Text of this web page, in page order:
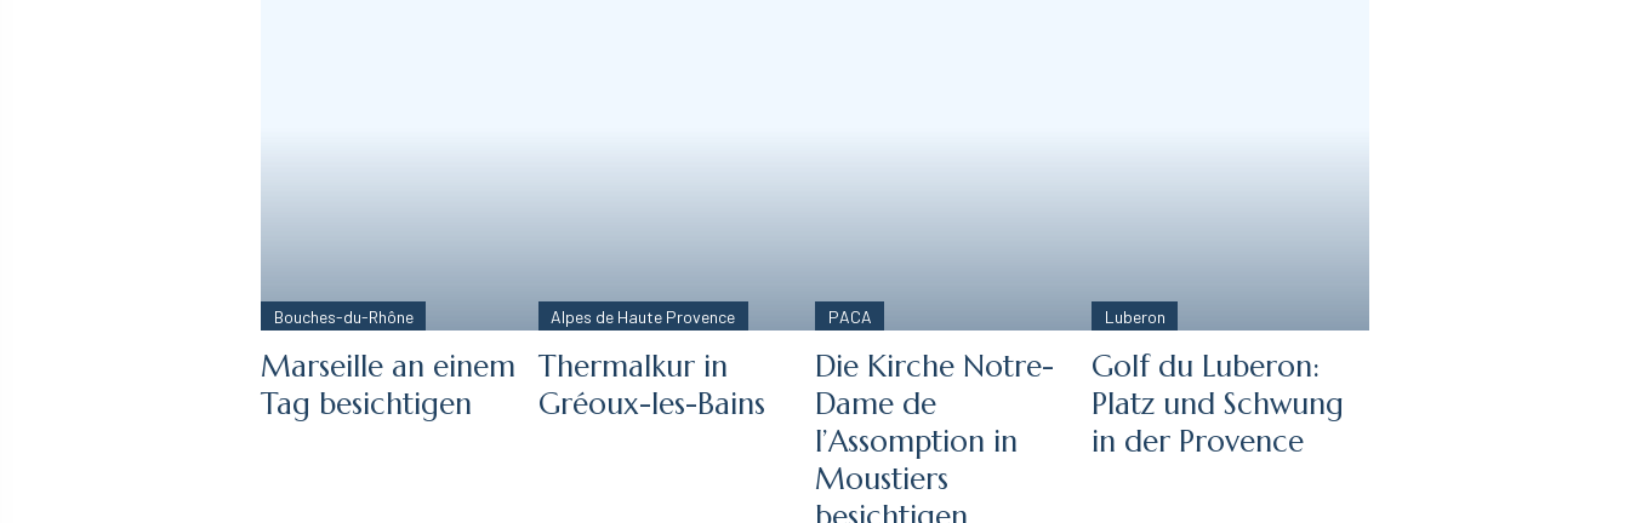
Bouches-du-Rhône
Marseille an einem
Tag besichtigen
Alpes de Haute Provence
Thermalkur in
Gréoux-les-Bains
PACA
Die Kirche Notre-
Dame de
l’Assomption in
Moustiers
Luberon
Golf du Luberon:
Platz und Schwung
in der Provence